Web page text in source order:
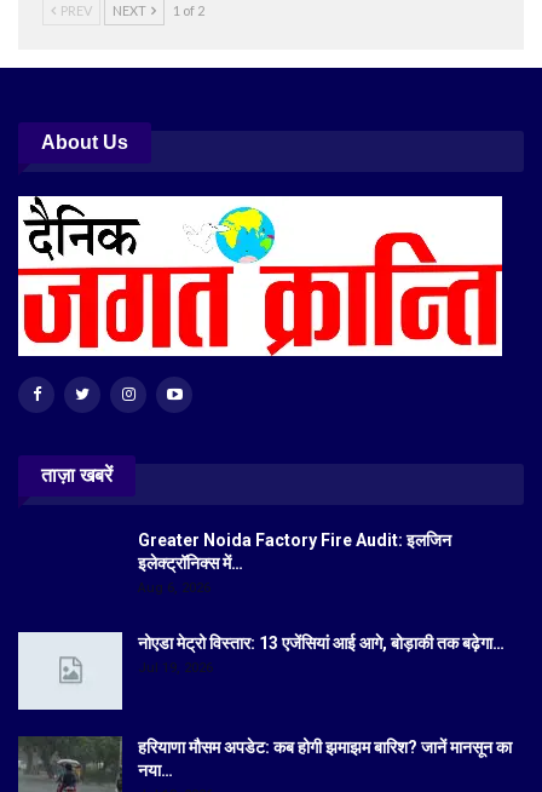
PREV NEXT 1 of 2
About Us
ताज़ा खबरें
Greater Noida Factory Fire Audit: इलजिन
इलेक्ट्रॉनिक्स में…
Aug 6, 2026
नोएडा मेट्रो विस्तार: 13 एजेंसियां आई आगे, बोड़ाकी तक बढ़ेगा…
Jul 19, 2026
हरियाणा मौसम अपडेट: कब होगी झमाझम बारिश? जानें मानसून का
नया…